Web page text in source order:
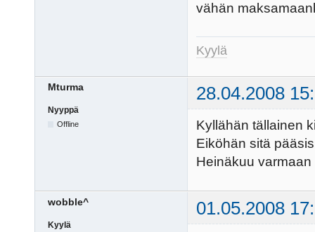
vähän
Kyylä
Mturma 28.04.2008
Nyyppä
Offline
Kyllähän tällainen
Eiköhän sitä
Heinäkuu
wobble^ 01.05.2008
Kyylä